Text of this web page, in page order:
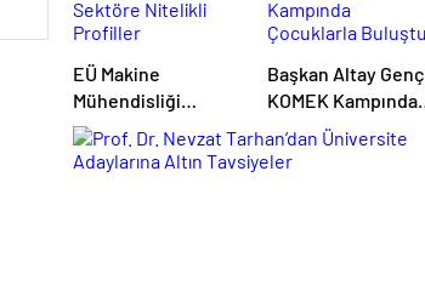
EÜ Makine
Mühendisliği
Sektöre Nitelikli
Profiller
Kazandırıyor
Başkan Altay Genç
KOMEK Kampında
Çocuklarla Buluştu